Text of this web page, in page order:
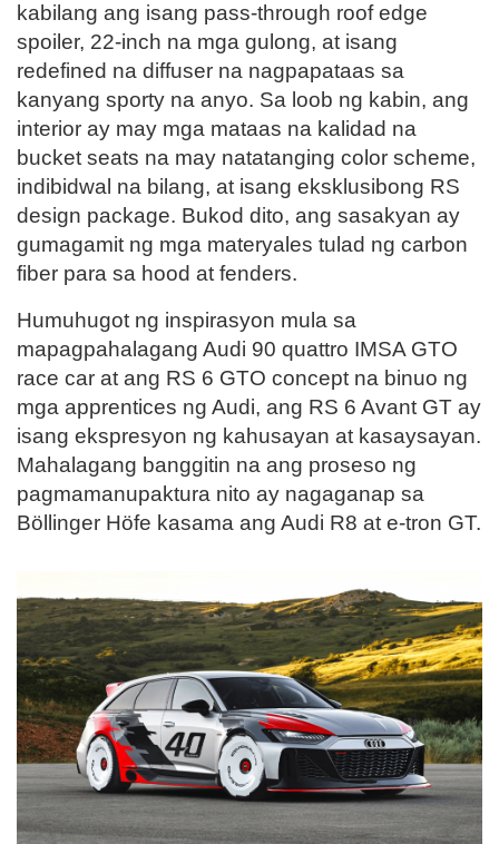
kabilang ang isang pass-through roof edge
spoiler, 22-inch na mga gulong, at isang
redefined na diffuser na nagpapataas sa
kanyang sporty na anyo. Sa loob ng kabin, ang
interior ay may mga mataas na kalidad na
bucket seats na may natatanging color scheme,
indibidwal na bilang, at isang eksklusibong RS
design package. Bukod dito, ang sasakyan ay
gumagamit ng mga materyales tulad ng carbon
fiber para sa hood at fenders.
Humuhugot ng inspirasyon mula sa
mapagpahalagang Audi 90 quattro IMSA GTO
race car at ang RS 6 GTO concept na binuo ng
mga apprentices ng Audi, ang RS 6 Avant GT ay
isang ekspresyon ng kahusayan at kasaysayan.
Mahalagang banggitin na ang proseso ng
pagmamanupaktura nito ay nagaganap sa
Böllinger Höfe kasama ang Audi R8 at e-tron GT.